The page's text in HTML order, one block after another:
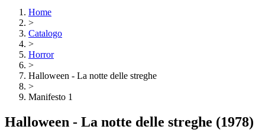
Home
>
Catalogo
>
Horror
>
Halloween - La notte delle streghe
>
Manifesto 1
Halloween - La notte delle streghe (1978)